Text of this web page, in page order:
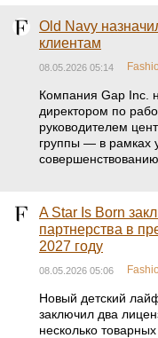
Old Navy
клиентам
08.05.2026 05:14
Компания Gap Inc.
директором по
руководителем
группы — в рамках
совершенствованию
A Star Is Born
партнерства в
2027 году
08.05.2026 05:06
Новый детский
заключил два
несколько товарных